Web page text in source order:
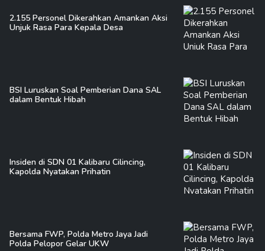
2.155 Personel Dikerahkan Amankan Aksi
Unjuk Rasa Para Kepala Desa
BSI Luruskan Soal Pemberian Dana SAL
dalam Bentuk Hibah
Insiden di SDN 01 Kalibaru Cilincing,
Kapolda Nyatakan Prihatin
Bersama FWP, Polda Metro Jaya Jadi
Polda Pelopor Gelar UKW